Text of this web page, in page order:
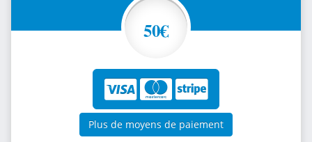
50€
Plus de moyens de paiement